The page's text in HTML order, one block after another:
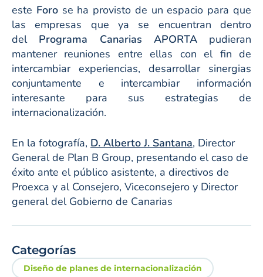
este Forose ha provisto de un espacio para que
las empresas que ya se encuentran dentro
del Programa Canarias APORTA pudieran
mantener reuniones entre ellas con el fin de
intercambiar experiencias, desarrollar sinergias
conjuntamente e intercambiar información
interesante para sus estrategias de
internacionalización.
En la fotografía, D. Alberto J. Santana, Director
General de Plan B Group, presentando el caso de
éxito ante el público asistente, a directivos de
Proexca y al Consejero, Viceconsejero y Director
general del Gobierno de Canarias
Categorías
Diseño de planes de internacionalización